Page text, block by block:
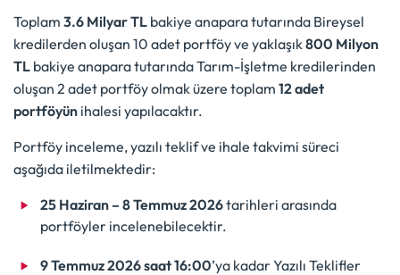
Toplam 3.6 Milyar TL bakiye anapara tutarında Bireysel
kredilerden oluşan 10 adet portföy ve yaklaşık800 Milyon
TL bakiye anapara tutarında Tarım-İşletme kredilerinden
oluşan 2 adet portföy olmak üzere toplam 12 adet
portföyün ihalesi yapılacaktır.
Portföy inceleme, yazılı teklif ve ihale takvimi süreci
aşağıda iletilmektedir:
25 Haziran – 8 Temmuz 2026tarihleri arasında
portföyler incelenebilecektir.
9 Temmuz 2026 saat 16:00’ya kadar Yazılı Teklifler